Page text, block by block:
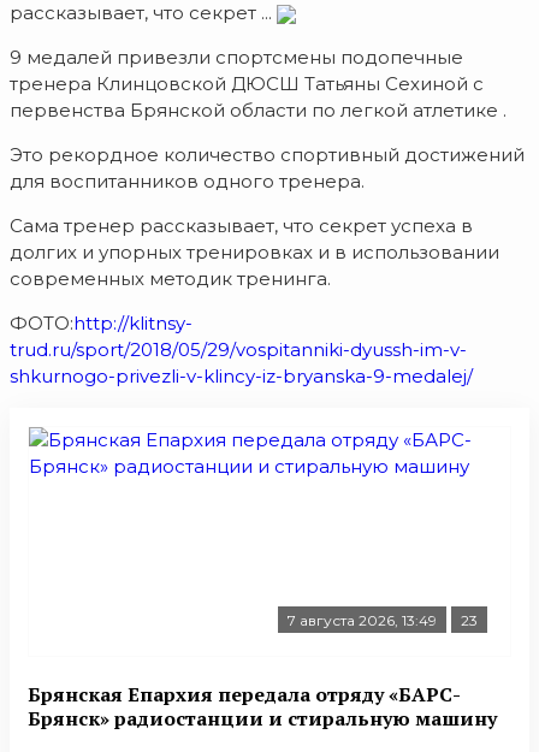
рассказывает, что секрет ...
9 медалей привезли спортсмены подопечные
тренера Клинцовской ДЮСШ Татьяны Сехиной с
первенства Брянской области по легкой атлетике .
Это рекордное количество спортивный достижений
для воспитанников одного тренера.
Сама тренер рассказывает, что секрет успеха в
долгих и упорных тренировках и в использовании
современных методик тренинга.
ФОТО:http://klitnsy-
trud.ru/sport/2018/05/29/vospitanniki-dyussh-im-v-
shkurnogo-privezli-v-klincy-iz-bryanska-9-medalej/
7 августа 2026, 13:49 23
Брянская Епархия передала отряду «БАРС-
Брянск» радиостанции и стиральную машину